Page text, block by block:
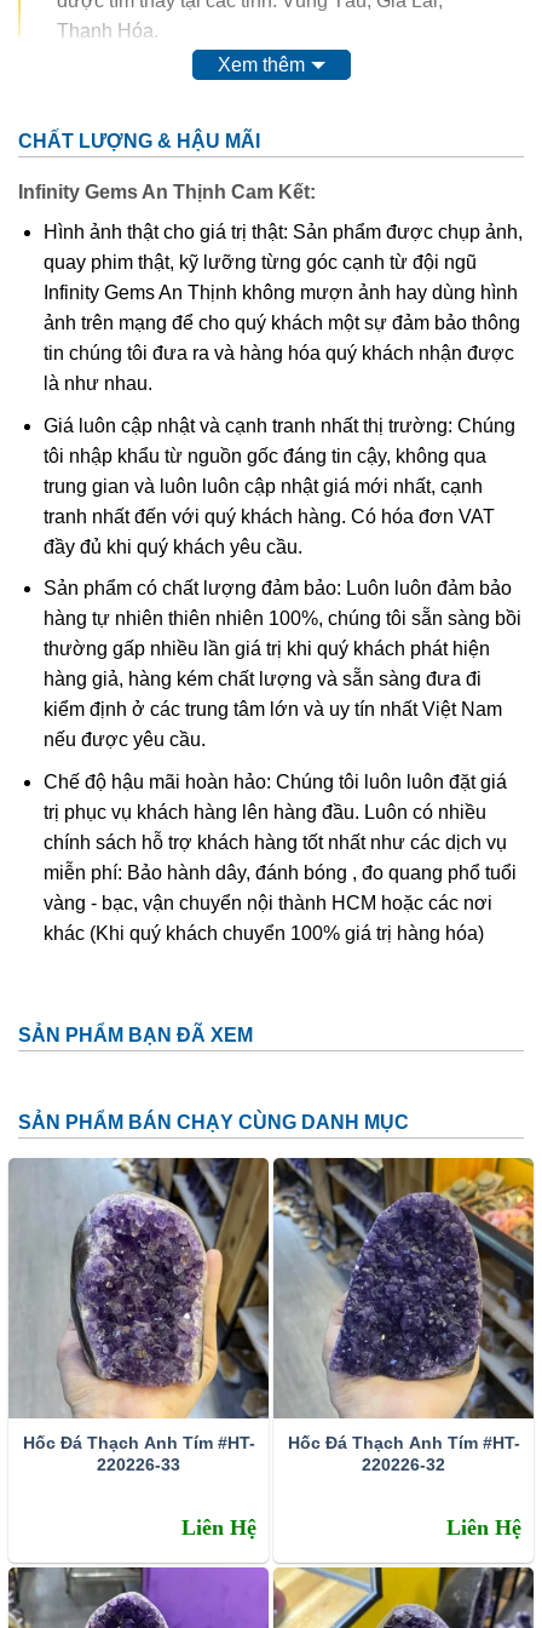
Thanh Hóa.
Trong thế kỷ 20, màu của ametit được coi là do sự có mặt
hoàn toàn thậm chí mất màu khi nung. Vì vậy, người ta
được cho là có mặt trong ametit và
được tìm thấy trong khoáng vật này.
Các công trình gần đây cho thấy màu của ametit là do có
lẫn tạp chấtsắtIII . Các nghiên cứu sâu hơn cho thấy sự
tương tác phức tạp củasắtvànhômsẽ tạo nên màu .
Khi nung nóng ametit thường chuyển thành màuvàng, và
hầu hếtcitrine,cairngormcủa ngành kim hoàn đá quý
được coi đơn giản chỉ là “ametit được gia nhiệt”. Thạch
anh ametit có xu hướng bị mất màu khi bị lộ ra mặt đất.
Ametit tổng hợp rất giống với ametit chất lượng cao. Các
đặc điểm hóa học và vật lý đều rất giống với ametit tự
nhiên nên rất khó phân biệt một cách chính xác trừ khi
dùng những thử nghiệm đá quý học cao cấp tốn kém. Thử
nghiệm dựa trên quy luật sinh đôi tên “Brazil law twinning”
(một dạng của thạch anh sinh đôi, khi đó cấu trúc thạch
anh phải và trái được liên kết tạo thành một tinh thể duy
nhấtđược sử dụng để xác định ametit tổng hợp sẽ dễ
dàng hơn. Tuy nhiên về mặc lý thuyết, người ta có thể tạo
ra vật liệu tổng hợp này nhưng khó mà tạo ra được với số
lượng lớn để cung cấp cho thị trường.
Đặc tính:
Tên khoa học: đá thạch anh tím (amethyst)
Thành phần cấu tạo hoá học: SiO2.
Màu sắc: Tất cả các dạng của màu tím như trắng phớt
tím, tím ánh hồng đến tím đậm, tím violet, màu xanh biển
và xám.
Chỉ số chiết quang: 1.544 – 1.553
Độ trong suốt: Trong suốt
Xem thêm
CHẤT LƯỢNG & HẬU MÃI
Infinity Gems An Thịnh Cam Kết:
Hình ảnh thật cho giá trị thật: Sản phẩm được chụp ảnh,
quay phim thật, kỹ lưỡng từng góc cạnh từ đội ngũ
Infinity Gems An Thịnh không mượn ảnh hay dùng hình
ảnh trên mạng để cho quý khách một sự đảm bảo thông
tin chúng tôi đưa ra và hàng hóa quý khách nhận được
là như nhau.
Giá luôn cập nhật và cạnh tranh nhất thị trường: Chúng
tôi nhập khẩu từ nguồn gốc đáng tin cậy, không qua
trung gian và luôn luôn cập nhật giá mới nhất, cạnh
tranh nhất đến với quý khách hàng. Có hóa đơn VAT
đầy đủ khi quý khách yêu cầu.
Sản phẩm có chất lượng đảm bảo: Luôn luôn đảm bảo
hàng tự nhiên thiên nhiên 100%, chúng tôi sẵn sàng bồi
thường gấp nhiều lần giá trị khi quý khách phát hiện
hàng giả, hàng kém chất lượng và sẵn sàng đưa đi
kiểm định ở các trung tâm lớn và uy tín nhất Việt Nam
nếu được yêu cầu.
Chế độ hậu mãi hoàn hảo: Chúng tôi luôn luôn đặt giá
trị phục vụ khách hàng lên hàng đầu. Luôn có nhiều
chính sách hỗ trợ khách hàng tốt nhất như các dịch vụ
miễn phí: Bảo hành dây, đánh bóng , đo quang phổ tuổi
vàng - bạc, vận chuyển nội thành HCM hoặc các nơi
khác (Khi quý khách chuyển 100% giá trị hàng hóa)
SẢN PHẨM BẠN ĐÃ XEM
SẢN PHẨM BÁN CHẠY CÙNG DANH MỤC
Hốc Đá Thạch Anh Tím #HT-
220226-33
Liên Hệ
Hốc Đá Thạch Anh Tím #HT-
220226-32
Liên Hệ